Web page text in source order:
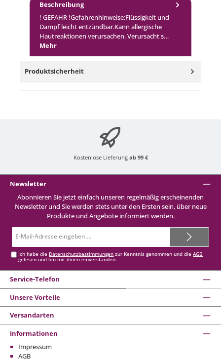
Beschreibung
! GEFAHR !Gefahrenhinweise:Flüssigkeit und
Dampf leicht entzündbar.Kann allergische
Hautreaktionen verursachen. Verursacht s…
Mehr
Produktsicherheit
Kostenlose Lieferung ab 99 €
Newsletter
Abonnieren Sie jetzt einfach unseren regelmäßig erscheinenden
Newsletter und Sie werden stets unter den Ersten sein, über neue
Produkte und Angebote informiert werden.
Mail-
Ich habe die Datenschutzbestimmungen zur Kenntnis genommen und dieAGB
gelesen und bin mit ihnen einverstanden.
Service-Telefon
Unsere Vorteile
Versandarten
Informationen
Impressum
AGB